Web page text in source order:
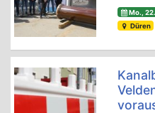
Mo.,
Düren